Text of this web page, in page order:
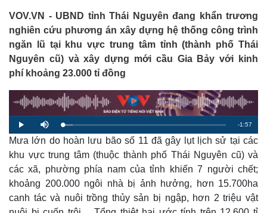
VOV.VN - UBND tỉnh Thái Nguyên đang khẩn trương
nghiên cứu phương án xây dựng hệ thống công trình
ngăn lũ tại khu vực trung tâm tỉnh (thành phố Thái
Nguyên cũ) và xây dựng mới cầu Gia Bảy với kinh
phí khoảng 23.000 tỉ đồng
P
l
a
y
M
u
t
e
L
o
a
d
d
6
0
4
R
e
m
a
-1:57
Mưa lớn do hoàn lưu bão số 11 đã gây lụt lịch sử tại các
khu vực trung tâm (thuộc thành phố Thái Nguyên cũ) và
các xã, phường phía nam của tỉnh khiến 7 người chết;
khoảng 200.000 ngôi nhà bị ảnh hưởng, hơn 15.700ha
canh tác và nuôi trồng thủy sản bị ngập, hơn 2 triệu vật